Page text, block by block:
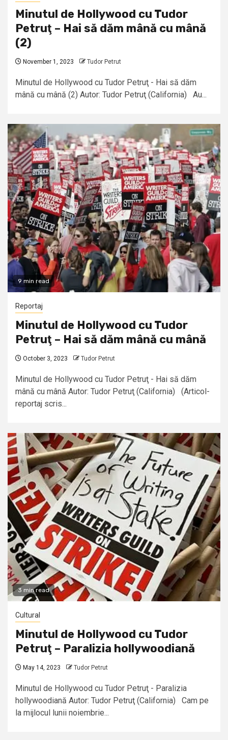
Minutul de Hollywood cu Tudor
Petruţ – Hai să dăm mână cu mână
(2)
November 1, 2023 Tudor Petrut
Minutul de Hollywood cu Tudor Petruţ - Hai să dăm
mână cu mână (2) Autor: Tudor Petruţ (California) Au...
9 min read
Reportaj
Minutul de Hollywood cu Tudor
Petruţ – Hai să dăm mână cu mână
October 3, 2023 Tudor Petrut
Minutul de Hollywood cu Tudor Petruţ - Hai să dăm
mână cu mână Autor: Tudor Petruţ (California) (Articol-
reportaj scris...
3 min read
Cultural
Minutul de Hollywood cu Tudor
Petruţ – Paralizia hollywoodiană
May 14, 2023 Tudor Petrut
Minutul de Hollywood cu Tudor Petruţ - Paralizia
hollywoodiană Autor: Tudor Petruţ (California) Cam pe
la mijlocul lunii noiembrie...